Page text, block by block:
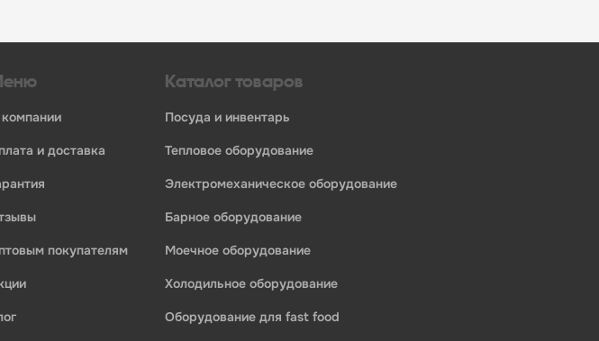
о компании
оплата и доставка
оптовым покупателям
Каталог товаров
посуда и инвентарь
тепловое оборудование
электромеханическое оборудование
барное оборудование
моечное оборудование
холодильное оборудование
оборудование для fast food